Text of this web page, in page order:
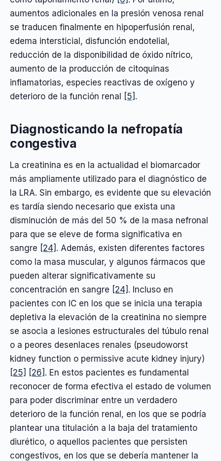
aumentos adicionales en la presión venosa renal
se traducen finalmente en hipoperfusión renal,
edema intersticial, disfunción endotelial,
reducción de la disponibilidad de óxido nítrico,
aumento de la producción de citoquinas
inflamatorias, especies reactivas de oxígeno y
deterioro de la función renal [5] .
Diagnosticando la nefropatía
congestiva
La creatinina es en la actualidad el biomarcador
más ampliamente utilizado para el diagnóstico de
la LRA. Sin embargo, es evidente que su elevación
es tardía siendo necesario que exista una
disminución de más del 50 % de la masa nefronal
para que se eleve de forma significativa en
sangre [24] . Además, existen diferentes factores
como la masa muscular, y algunos fármacos que
pueden alterar significativamente su
concentración en sangre [24] . Incluso en
pacientes con IC en los que se inicia una terapia
depletiva la elevación de la creatinina no siempre
se asocia a lesiones estructurales del túbulo renal
o a peores desenlaces renales (pseudoworst
kidney function o permissive acute kidney injury)
[25] [26] . En estos pacientes es fundamental
reconocer de forma efectiva el estado de volumen
para poder discriminar entre un verdadero
deterioro de la función renal, en los que se podría
plantear una titulación a la baja del tratamiento
diurético, o aquellos pacientes que persisten
congestivos, en los que se debería mantener la